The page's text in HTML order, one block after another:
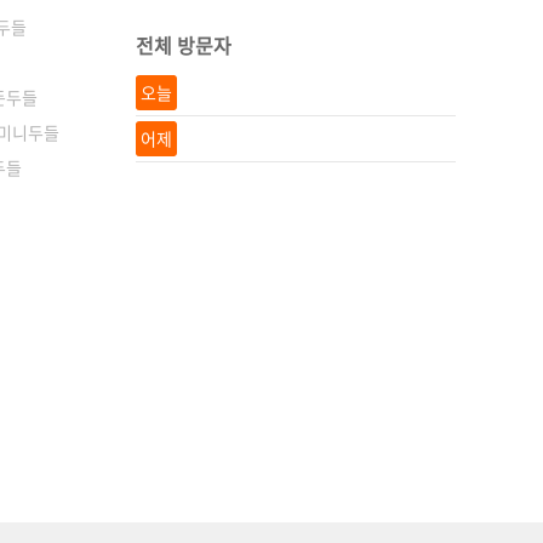
들
두들
니두들
들
전체 방문자
오늘
어제